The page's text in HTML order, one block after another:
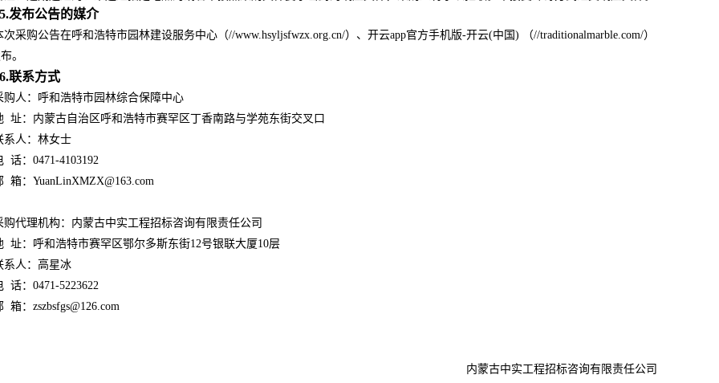
5.发布公告的媒介
次采购公告在呼和浩特市园林建设服务中心（//www.hsyljsfwzx.org.cn/）、开云app官方手机版-开云(中国) （//traditionalmarble.com/）
。
6.联系方式
购人：呼和浩特市园林综合保障中心
址：内蒙古自治区呼和浩特市赛罕区丁香南路与学苑东街交叉口
系人：林女士
话：0471-4103192
箱：YuanLinXMZX@163.com
购代理机构：内蒙古中实工程招标咨询有限责任公司
址：呼和浩特市赛罕区鄂尔多斯东街12号银联大厦10层
系人：高星冰
话：0471-5223622
箱：zszbsfgs@126.com
内蒙古中实工程招标咨询有限责任公司